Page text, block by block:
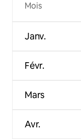
Mois
Janv.
Févr.
Mars
Avr.